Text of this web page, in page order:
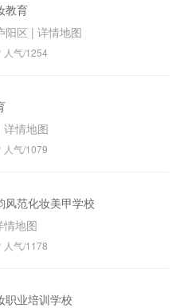
教育
阳区 | 详情地图
人气/1254
详情地图
人气/1079
风范化妆美甲学校
情地图
人气/1178
职业培训学校